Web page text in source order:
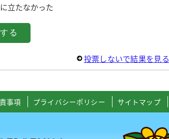
立たなかった
投票しないで結果を見る
事項 プライバシーポリシー サイトマップ